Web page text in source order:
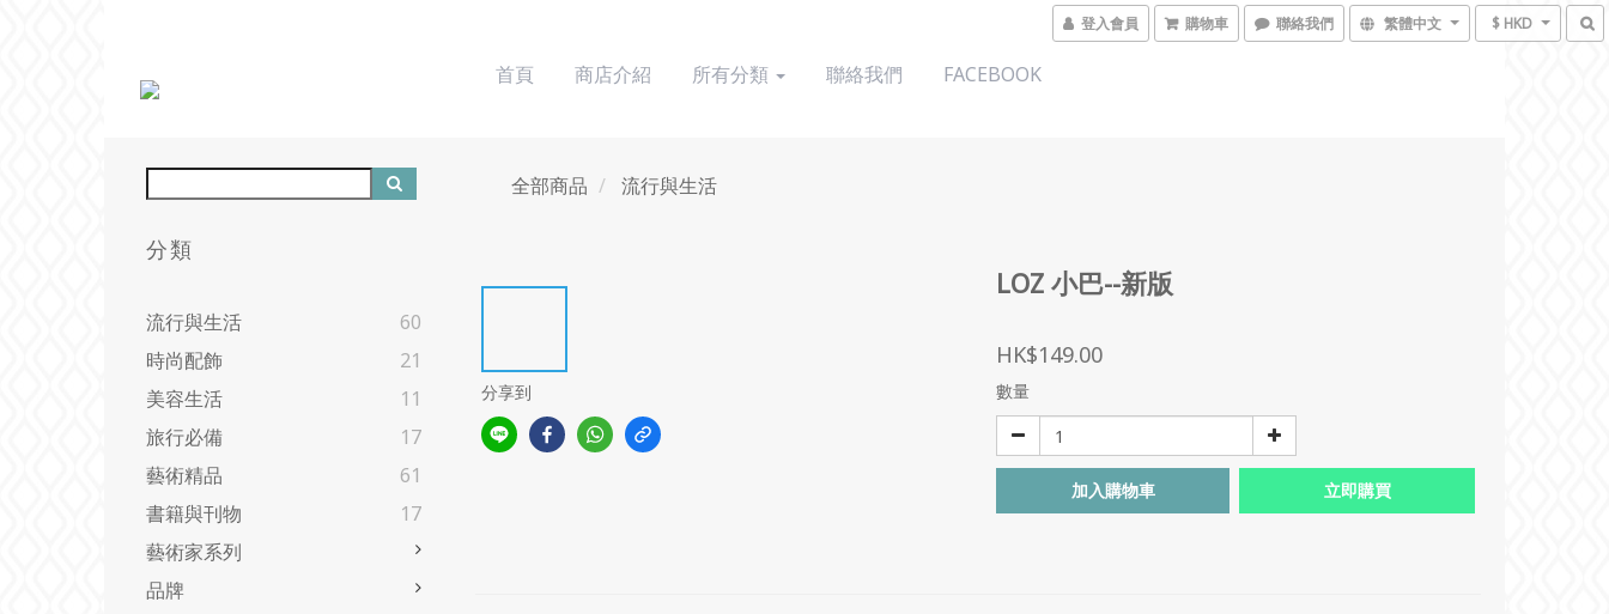
登入會員 購物車 聯絡我們 繁體中文 $ HKD
首頁 商店介紹 所有分類 聯絡我們 FACEBOOK
分類
流行與生活
60
時尚配飾
21
美容生活
11
旅行必備
17
藝術精品
61
書籍與刊物
17
藝術家系列
品牌
全部商品 流行與生活
分享到
LOZ 小巴--新版
HK$149.00
數量
加入購物車 立即購買